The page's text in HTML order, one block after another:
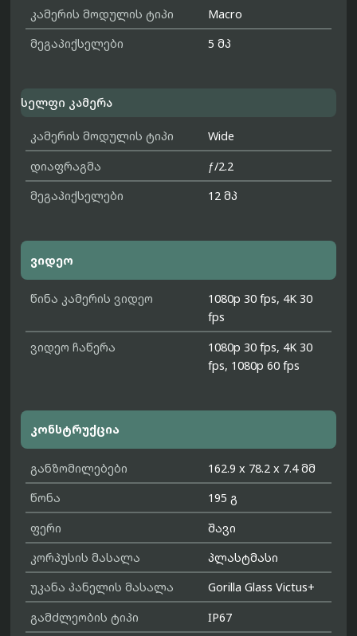
კამერის მოდულის ტიპი
Macro
მეგაპიქსელები
5 მპ
სელფი კამერა
კამერის მოდულის ტიპი
Wide
დიაფრაგმა
ƒ/2.2
მეგაპიქსელები
12 მპ
ვიდეო
წინა კამერის ვიდეო
1080p 30 fps, 4K 30
fps
ვიდეო ჩაწერა
1080p 30 fps, 4K 30
fps, 1080p 60 fps
კონსტრუქცია
განზომილებები
162.9 x 78.2 x 7.4 მმ
წონა
195 გ
ფერი
შავი
კორპუსის მასალა
პლასტმასი
უკანა პანელის მასალა
Gorilla Glass Victus+
გამძლეობის ტიპი
IP67